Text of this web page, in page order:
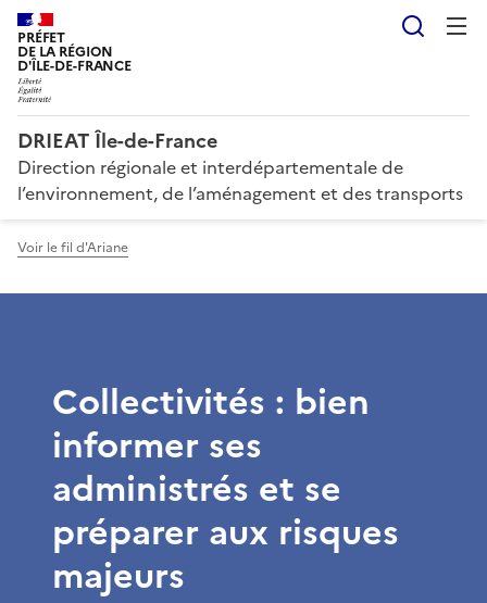
PRÉFET
DE LA RÉGION
D'ÎLE-DE-FRANCE
DRIEAT Île-de-France
Direction régionale et interdépartementale de
l’environnement, de l’aménagement et des transports
Voir le fil d'Ariane
Collectivités : bien
informer ses
administrés et se
préparer aux risques
majeurs